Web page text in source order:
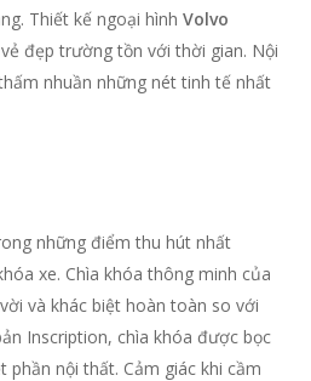
Thiết kế ngoại hình Volvo
đẹp trường tồn với thời gian. Nội
nhuần những nét tinh tế nhất
những điểm thu hút nhất
xe. Chìa khóa thông minh của
và khác biệt hoàn toàn so với
Inscription, chìa khóa được bọc
phần nội thất. Cảm giác khi cầm